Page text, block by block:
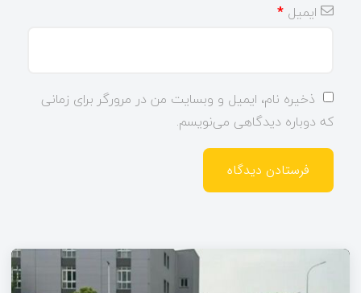
ایمیل *
ذخیره نام، ایمیل و وبسایت من در مرورگر برای زمانی
که دوباره دیدگاهی می‌نویسم.